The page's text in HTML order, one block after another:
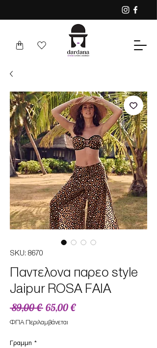
SKU: 8670
Παντελονα παρεο style
Jaipur ROSA FAIA
89,00 € Κανονική
τιμή
65,00 €Τιμή
ΦΠΑ Περιλαμβάνεται
Γραμμη *